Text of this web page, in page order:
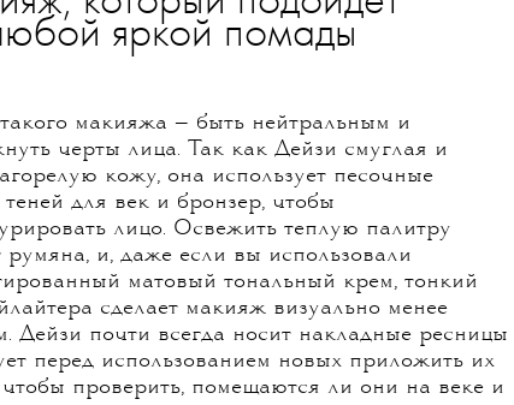
яркой помады
макияжа — быть нейтральным и
черты лица. Так как Дейзи смуглая и
кожу, она использует песочные
теней для век и бронзер, чтобы
лицо. Освежить теплую палитру
румяна, и, даже если вы использовали
матовый тональный крем, тонкий
сделает макияж визуально менее
Дейзи почти всегда носит накладные ресницы
перед использованием новых приложить их
чтобы проверить, помещаются ли они на веке и